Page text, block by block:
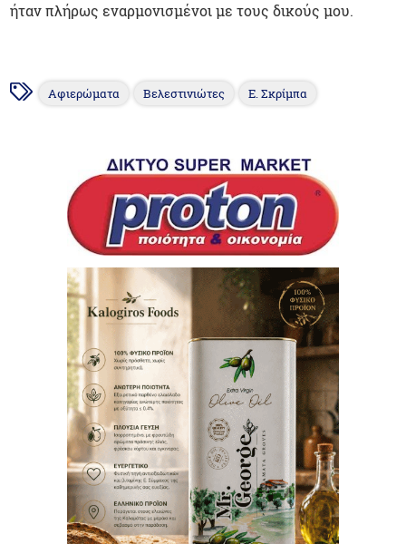
ήταν πλήρως εναρμονισμένοι με τους δικούς μου.
Αφιερώματα Βελεστινιώτες Ε. Σκρίμπα